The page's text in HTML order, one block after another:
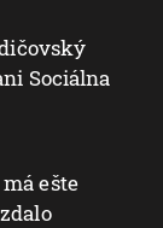
Sociálna
ešte